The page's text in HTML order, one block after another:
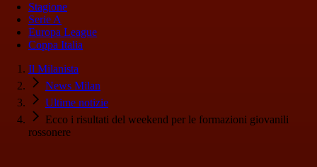
Stagione
Serie A
Europa League
Coppa Italia
Il Milanista
News Milan
Ultime notizie
Ecco i risultati del weekend per le formazioni giovanili
rossonere